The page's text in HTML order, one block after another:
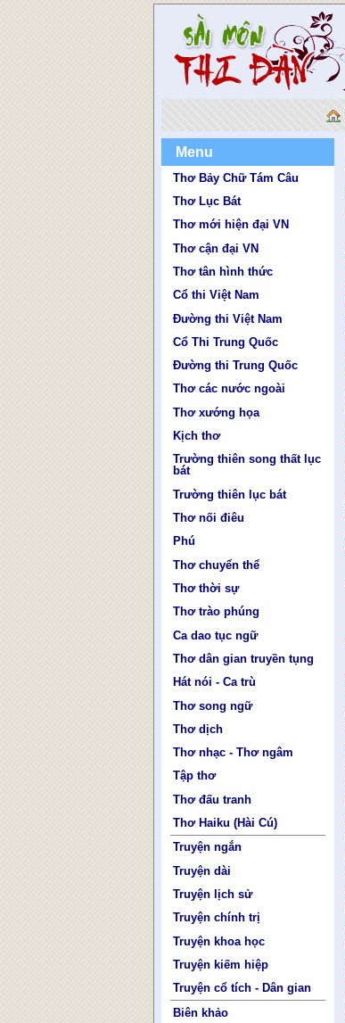
Menu
Thơ Bảy Chữ Tám Câu
Thơ Lục Bát
Thơ mới hiện đại VN
Thơ cận đại VN
Thơ tân hình thức
Cổ thi Việt Nam
Đường thi Việt Nam
Cổ Thi Trung Quốc
Đường thi Trung Quốc
Thơ các nước ngoài
Thơ xướng họa
Kịch thơ
Trường thiên song thất lục
bát
Trường thiên lục bát
Thơ nối điêu
Phú
Thơ chuyển thể
Thơ thời sự
Thơ trào phúng
Ca dao tục ngữ
Thơ dân gian truyền tụng
Hát nói - Ca trù
Thơ song ngữ
Thơ dịch
Thơ nhạc - Thơ ngâm
Tập thơ
Thơ đấu tranh
Thơ Haiku (Hài Cú)
Truyện ngắn
Truyện dài
Truyện lịch sử
Truyện chính trị
Truyện khoa học
Truyện kiếm hiệp
Truyện cổ tích - Dân gian
Biên khảo